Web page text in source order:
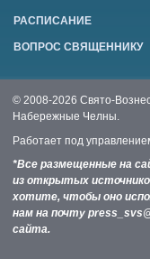
РАСПИСАНИЕ
ВОПРОС СВЯЩЕННИКУ
© 2008-2026 Свято-
Набережные Челны.
Работает под
*Все размещенные на
из открытых
хотите, чтобы оно
нам на почту
сайта.